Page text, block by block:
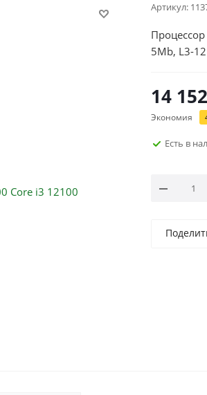
Артикул:
5Mb, L3-
14 152
Экономия
Есть в